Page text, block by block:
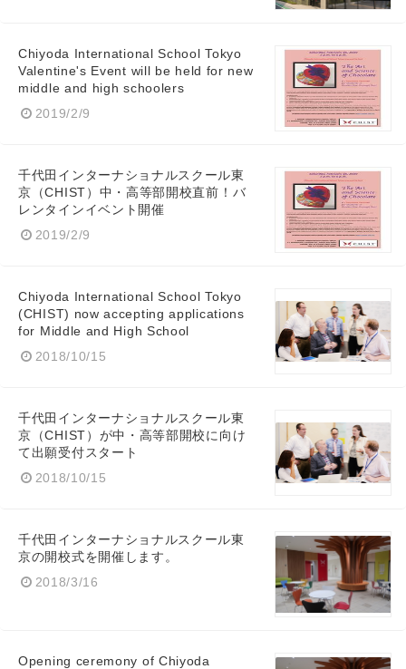
Chiyoda International School Tokyo
Valentine's Event will be held for new
middle and high schoolers
2019/2/9
千代田インターナショナルスクール東
京（CHIST）中・高等部開校直前！バ
レンタインイベント開催
2019/2/9
Chiyoda International School Tokyo
(CHIST) now accepting applications
for Middle and High School
2018/10/15
千代田インターナショナルスクール東
京（CHIST）が中・高等部開校に向け
て出願受付スタート
2018/10/15
千代田インターナショナルスクール東
京の開校式を開催します。
2018/3/16
Opening ceremony of Chiyoda
Japanese
English